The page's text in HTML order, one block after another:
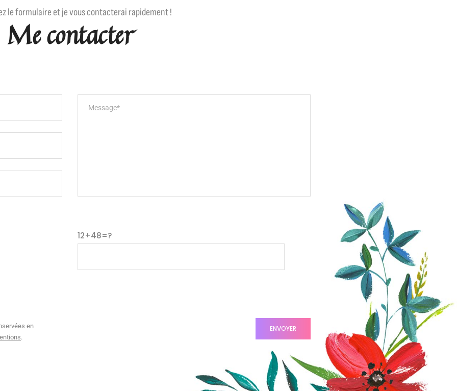
le formulaire et je vous contacterai rapidement !
Me contacter
12+48=?
en
.